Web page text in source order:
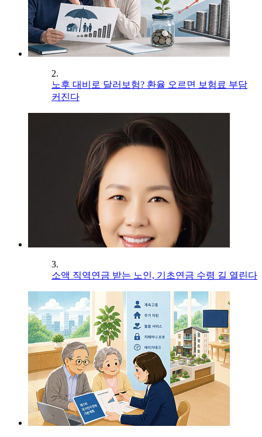
2.
노후 대비로 달러보험? 환율 오르면 보험료 부담
커진다
3.
소액 직역연금 받는 노인, 기초연금 수령 길 열린다